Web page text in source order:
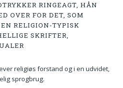
RINGEAGT, HÅN
OVER FOR DET, SOM
RELIGION-TYPISK
SKRIFTER,
religiøs forstand og i en udvidet,
sprogbrug.